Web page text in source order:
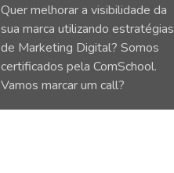
Quer melhorar a visibilidade da
sua marca utilizando estratégias
de Marketing Digital? Somos
certificados pela ComSchool.
Vamos marcar um call?